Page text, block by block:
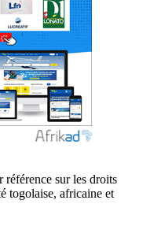
sur les droits
togolaise, africaine et